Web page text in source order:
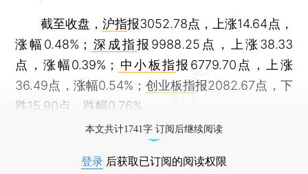
截至收盘， 沪指报3052.78点，上涨14.64点，
涨幅0.48%； 深成指报9988.25点，上涨38.33
点，涨幅0.39%； 中小板指报6779.70点，上涨
36.49点，涨幅0.54%； 创业板指报2082.67点，下
跌15.90点，跌幅0.76%。
本文共计1741字 订阅后继续阅读
登录 后获取已订阅的阅读权限